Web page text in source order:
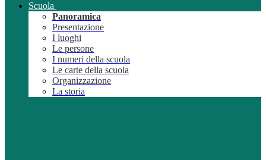
Scuola
Panoramica
Presentazione
I luoghi
Le persone
I numeri della scuola
Le carte della scuola
Organizzazione
La storia